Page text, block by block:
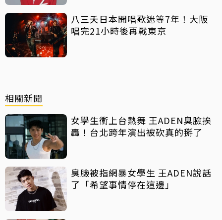
八三夭日本開唱歌迷等7年！大阪
唱完21小時後再戰東京
相關新聞
女學生衝上台熱舞 王ADEN臭臉挨
轟！台北跨年演出被砍真的掰了
臭臉被指網暴女學生 王ADEN說話
了「希望事情停在這邊」